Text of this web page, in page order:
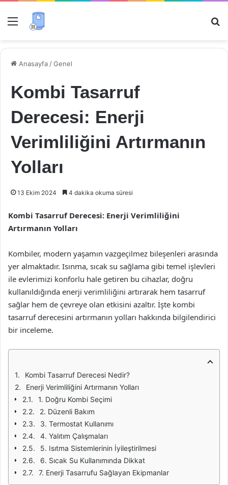
Menü
Anasayfa /Genel
Kombi Tasarruf
Derecesi: Enerji
Verimliliğini Artırmanın
Yolları
13 Ekim 2024 4 dakika okuma süresi
Kombi Tasarruf Derecesi: Enerji Verimliliğini
Artırmanın Yolları
Kombiler, modern yaşamın vazgeçilmez bileşenleri arasında
yer almaktadır. Isınma, sıcak su sağlama gibi temel işlevleri
ile evlerimizi konforlu hale getiren bu cihazlar, doğru
kullanıldığında enerji verimliliğini artırarak hem tasarruf
sağlar hem de çevreye olan etkisini azaltır. İşte kombi
tasarruf derecesini artırmanın yolları hakkında bilgilendirici
bir inceleme.
Kombi Tasarruf Derecesi Nedir?
Enerji Verimliliğini Artırmanın Yolları
1. Doğru Kombi Seçimi
2. Düzenli Bakım
3. Termostat Kullanımı
4. Yalıtım Çalışmaları
5. Isıtma Sistemlerinin İyileştirilmesi
6. Sıcak Su Kullanımında Dikkat
7. Enerji Tasarrufu Sağlayan Ekipmanlar